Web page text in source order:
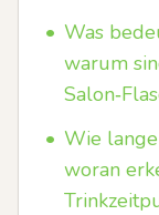
• Was
warum
• Wie
woran